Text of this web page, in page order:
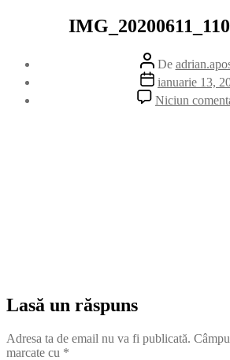
Autor
articol
De
Dată
articol
ianuarie 13,
Niciun
Lasă un răspuns
Adresa ta de email nu va fi publicată.
marcate cu *